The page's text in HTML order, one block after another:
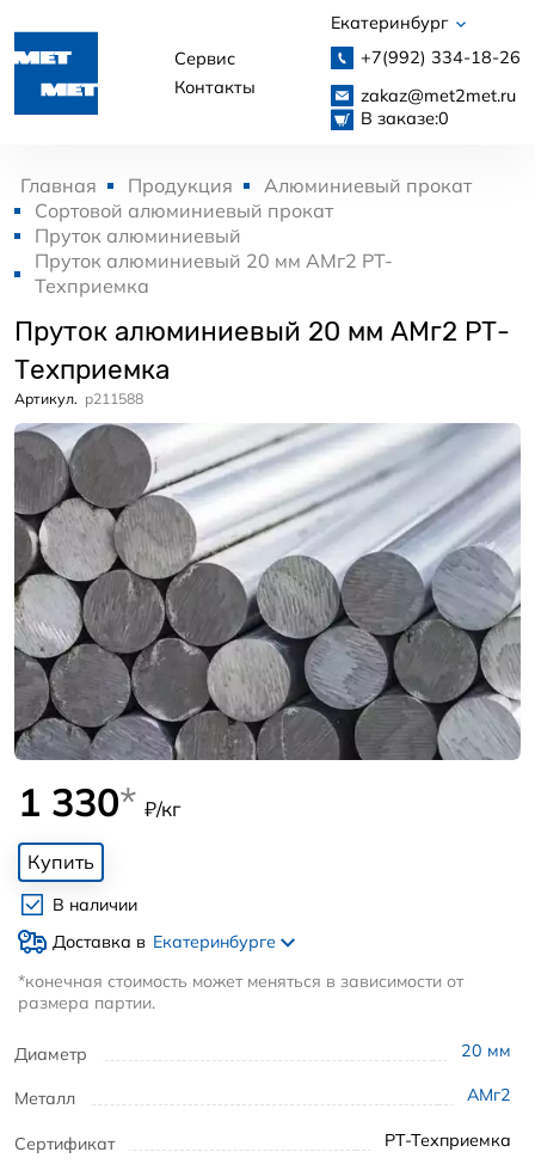
Сервис
Контакты
Екатеринбург
+7(992) 334-18-26
zakaz@met2met.ru
В заказе:0
Главная Продукция
Алюминиевый прокат
Сортовой алюминиевый прокат
Пруток алюминиевый
Пруток алюминиевый 20 мм АМг2 РТ-
Техприемка
Пруток алюминиевый 20 мм АМг2 РТ-
Техприемка
Артикул. p211588
Диаметр 20 мм
Металл АМг2
Сертификат РТ-Техприемка
1 330* ₽/кг
Купить
В наличии
Доставка в Екатеринбурге
*конечная стоимость может меняться в зависимости от
размера партии.